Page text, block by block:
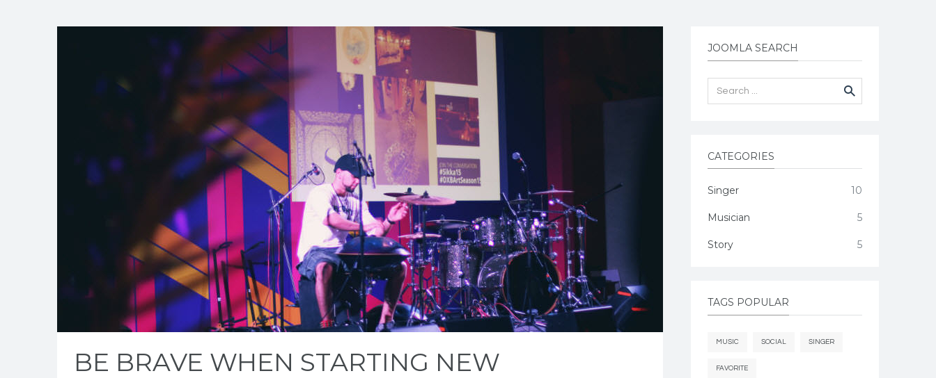
BE BRAVE WHEN STARTING NEW
JOOMLA SEARCH
Search
...
CATEGORIES
Singer 10
Musician 5
Story 5
TAGS POPULAR
MUSIC SOCIAL SINGER
FAVORITE